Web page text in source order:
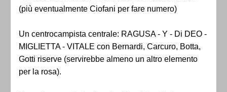
(più eventualmente Ciofani per fare numero)
Un centrocampista centrale: RAGUSA - Y - Di DEO -
MIGLIETTA - VITALE con Bernardi, Carcuro, Botta,
Gotti riserve (servirebbe almeno un altro elemento
per la rosa).